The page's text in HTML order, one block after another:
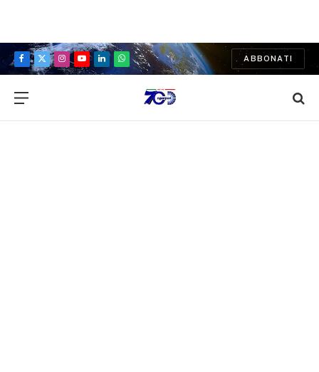
Facebook
X
Instagram
YouTubeLinkedInWhatsApp
ABBONATI